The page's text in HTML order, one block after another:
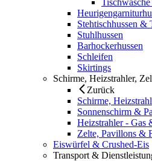
Stehtischhussen &
Stuhlhussen
Barhockerhussen
Schleifen
Skirtings
Schirme, Heizstrahler,
Zurück
Schirme,
Sonnenschirm &
Heizstrahler - Gas
Zelte, Pavillons &
Eiswürfel & Crushed-Eis
Transport &